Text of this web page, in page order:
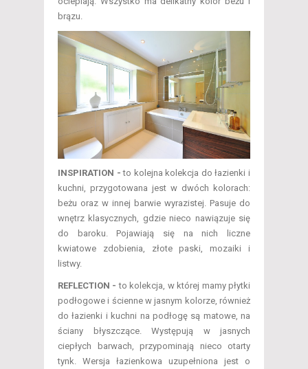
brązu.
INSPIRATION - to kolejna kolekcja do łazienki i
kuchni, przygotowana jest w dwóch kolorach:
beżu oraz w innej barwie wyrazistej. Pasuje do
wnętrz klasycznych, gdzie nieco nawiązuje się
do baroku. Pojawiają się na nich liczne
kwiatowe zdobienia, złote paski, mozaiki i
listwy.
REFLECTION - to kolekcja, w której mamy płytki
podłogowe i ścienne w jasnym kolorze, również
do łazienki i kuchni na podłogę są matowe, na
ściany błyszczące. Występują w jasnych
ciepłych barwach, przypominają nieco otarty
tynk. Wersja łazienkowa uzupełniona jest o